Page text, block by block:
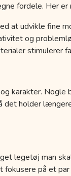
fordele. Her er
at udvikle fine
og
stimulerer
karakter.
det holder
legetøj man
på et